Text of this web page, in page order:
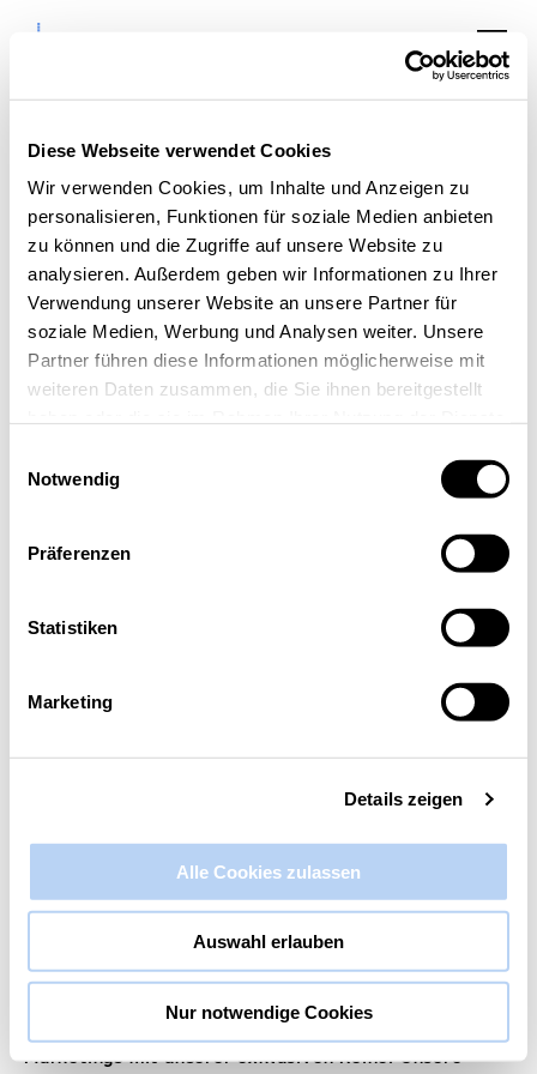
Diese Webseite verwendet Cookies
Wir verwenden Cookies, um Inhalte und Anzeigen zu
personalisieren, Funktionen für soziale Medien anbieten
zu können und die Zugriffe auf unsere Website zu
analysieren. Außerdem geben wir Informationen zu Ihrer
Verwendung unserer Website an unsere Partner für
soziale Medien, Werbung und Analysen weiter. Unsere
Partner führen diese Informationen möglicherweise mit
weiteren Daten zusammen, die Sie ihnen bereitgestellt
Notwendig
Präferenzen
Statistiken
Marketing
Details zeigen
Alle Cookies zulassen
Auswahl erlauben
Nur notwendige Cookies
digitalMARKETING
CAMP #2 Entwicklung
einer integrierten
Digitalstrategie
Entwicklung einer integrierten
Tauche ein in die spannende Welt des digitalen
Marketings mit unserer exklusiven Reihe! Unsere